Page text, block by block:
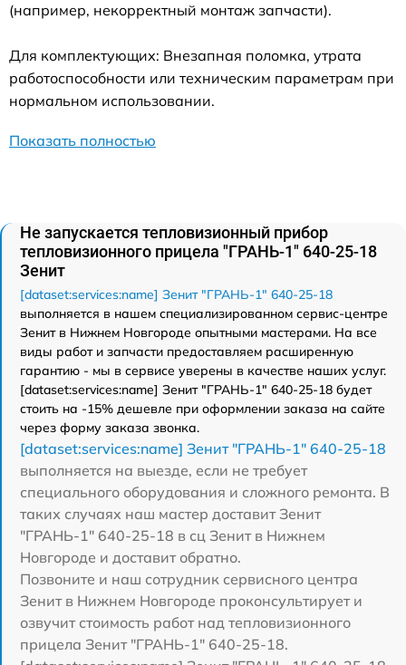
(например, некорректный монтаж запчасти).
Для комплектующих: Внезапная поломка, утрата
работоспособности или техническим параметрам при
нормальном использовании.
Показать полностью
Не запускается тепловизионный прибор
тепловизионного прицела "ГРАНЬ-1" 640-25-18
Зенит
[dataset:services:name] Зенит "ГРАНЬ-1" 640-25-18
выполняется в нашем специализированном сервис-центре
Зенит в Нижнем Новгороде опытными мастерами. На все
виды работ и запчасти предоставляем расширенную
гарантию - мы в сервисе уверены в качестве наших услуг.
[dataset:services:name] Зенит "ГРАНЬ-1" 640-25-18 будет
стоить на -15% дешевле при оформлении заказа на сайте
через форму заказа звонка.
[dataset:services:name] Зенит "ГРАНЬ-1" 640-25-18
выполняется на выезде, если не требует
специального оборудования и сложного ремонта. В
таких случаях наш мастер доставит Зенит
"ГРАНЬ-1" 640-25-18 в сц Зенит в Нижнем
Новгороде и доставит обратно.
Позвоните и наш сотрудник сервисного центра
Зенит в Нижнем Новгороде проконсультирует и
озвучит стоимость работ над тепловизионного
прицела Зенит "ГРАНЬ-1" 640-25-18.